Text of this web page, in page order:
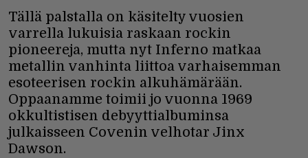
Tällä palstalla on käsitelty vuosien
varrella lukuisia raskaan rockin
pioneereja, mutta nyt Inferno matkaa
metallin vanhinta liittoa varhaisemman
esoteerisen rockin alkuhämärään.
Oppaanamme toimii jo vuonna 1969
okkultistisen debyyttialbuminsa
julkaisseen Covenin velhotar Jinx
Dawson.